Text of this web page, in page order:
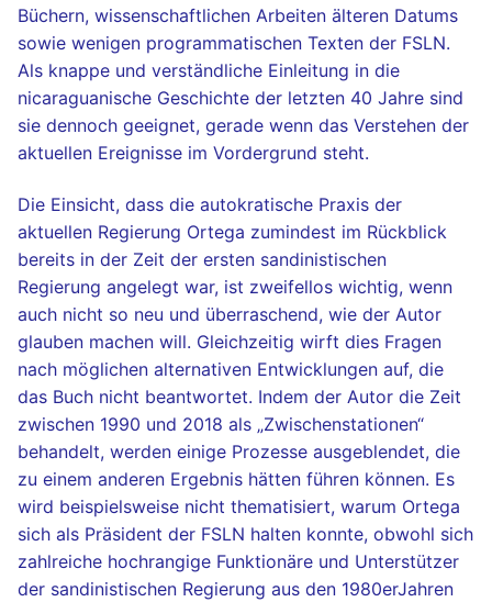
Büchern, wissenschaftlichen Arbeiten älteren Datums
sowie wenigen programmatischen Texten der FSLN.
Als knappe und verständliche Einleitung in die
nicaraguanische Geschichte der letzten 40 Jahre sind
sie dennoch geeignet, gerade wenn das Verstehen der
aktuellen Ereignisse im Vordergrund steht.
Die Einsicht, dass die autokratische Praxis der
aktuellen Regierung Ortega zumindest im Rückblick
bereits in der Zeit der ersten sandinistischen
Regierung angelegt war, ist zweifellos wichtig, wenn
auch nicht so neu und überraschend, wie der Autor
glauben machen will. Gleichzeitig wirft dies Fragen
nach möglichen alternativen Entwicklungen auf, die
das Buch nicht beantwortet. Indem der Autor die Zeit
zwischen 1990 und 2018 als „Zwischenstationen“
behandelt, werden einige Prozesse ausgeblendet, die
zu einem anderen Ergebnis hätten führen können. Es
wird beispielsweise nicht thematisiert, warum Ortega
sich als Präsident der FSLN halten konnte, obwohl sich
zahlreiche hochrangige Funktionäre und Unterstützer
der sandinistischen Regierung aus den 1980erJahren